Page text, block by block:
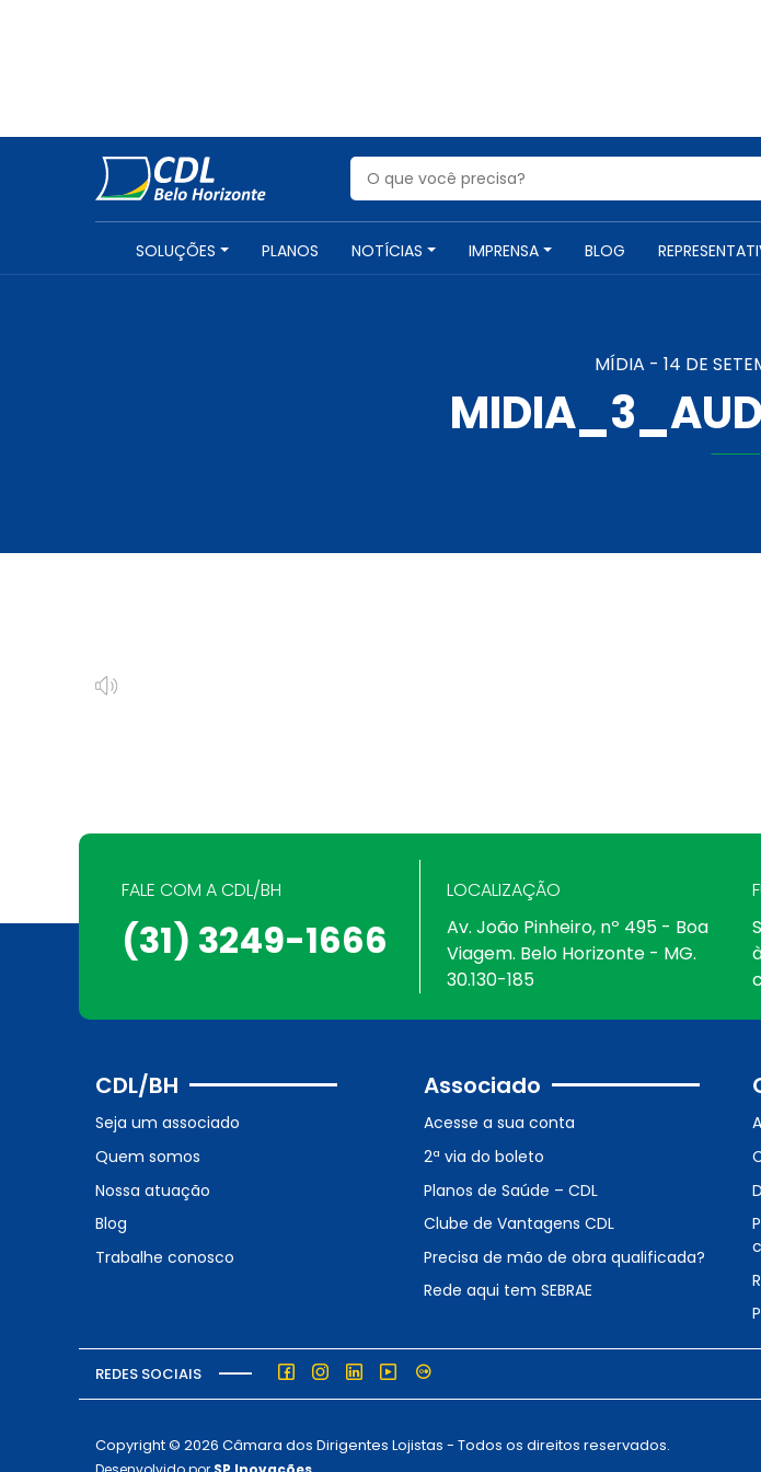
SOLUÇÕES PLANOS NOTÍCIAS IMPRENSA BLOG
MÍDIA - 14 DE
FALE COM A CDL/BH
(31) 3249-1666
LOCALIZAÇÃO
Av. João Pinheiro, nº 495 - Boa
Viagem. Belo Horizonte - MG.
30.130-185
CDL/BH
Seja um associado
Quem somos
Nossa atuação
Blog
Trabalhe conosco
Associado
Acesse a sua conta
2ª via do boleto
Planos de Saúde – CDL
Clube de Vantagens CDL
Precisa de mão de obra qualificada?
Rede aqui tem SEBRAE
REDES SOCIAIS
Copyright © 2026 Câmara dos Dirigentes Lojistas - Todos os direitos reservados.